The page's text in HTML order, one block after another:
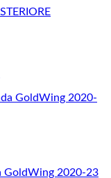
GoldWing 2020-23